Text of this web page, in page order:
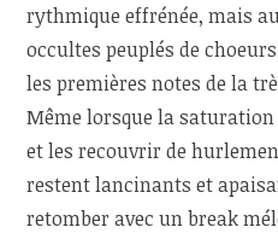
rythmique effrénée, mais
occultes peuplés de
les premières notes de la
Même lorsque la
et les recouvrir de
restent lancinants et
retomber avec un break